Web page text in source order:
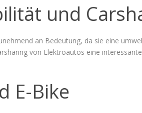
und
an Bedeutung, da sie eine
von Elektroautos eine
E-Bike